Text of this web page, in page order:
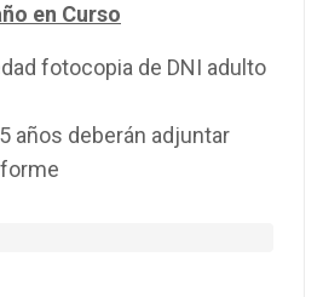
en Curso
fotocopia de DNI adulto
años deberán adjuntar